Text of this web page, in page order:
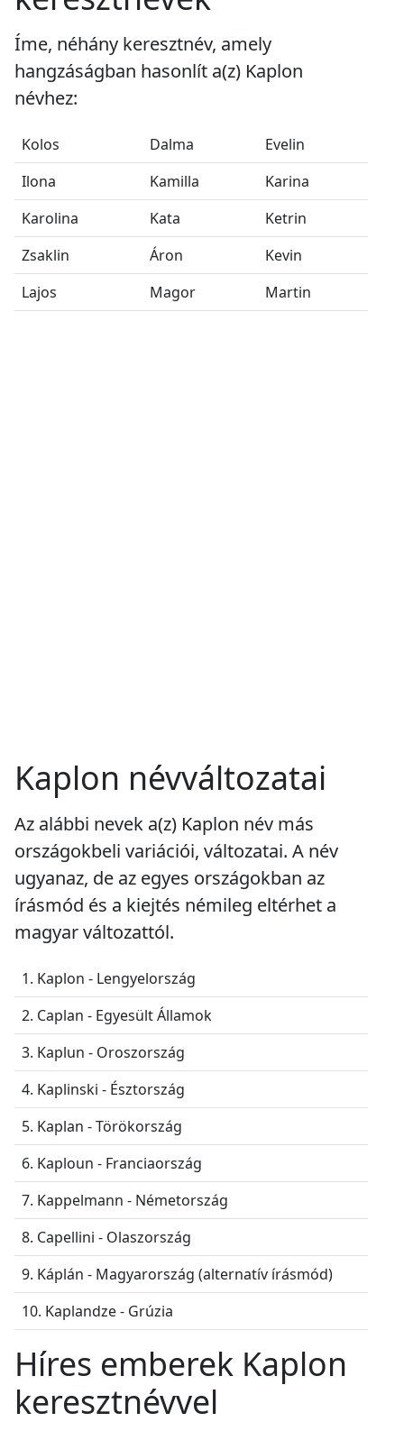
Íme, néhány keresztnév, amely
hangzáságban hasonlít a(z) Kaplon
névhez:
Kolos Dalma
Evelin
Ilona
Kamilla
Karina
Karolina
Kata
Ketrin
Zsaklin
Áron
Kevin
Lajos
Magor Martin
Kaplon névváltozatai
Az alábbi nevek a(z) Kaplon név más
országokbeli variációi, változatai. A név
ugyanaz, de az egyes országokban az
írásmód és a kiejtés némileg eltérhet a
magyar változattól.
1. Kaplon - Lengyelország
2. Caplan - Egyesült Államok
3. Kaplun - Oroszország
4. Kaplinski - Észtország
5. Kaplan - Törökország
6. Kaploun - Franciaország
7. Kappelmann - Németország
8. Capellini - Olaszország
9. Káplán - Magyarország (alternatív írásmód)
10. Kaplandze - Grúzia
Híres emberek Kaplon
keresztnévvel